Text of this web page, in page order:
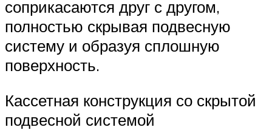
соприкасаются друг с другом,
полностью скрывая подвесную
систему и образуя сплошную
поверхность.
Кассетная конструкция со скрытой
подвесной системой